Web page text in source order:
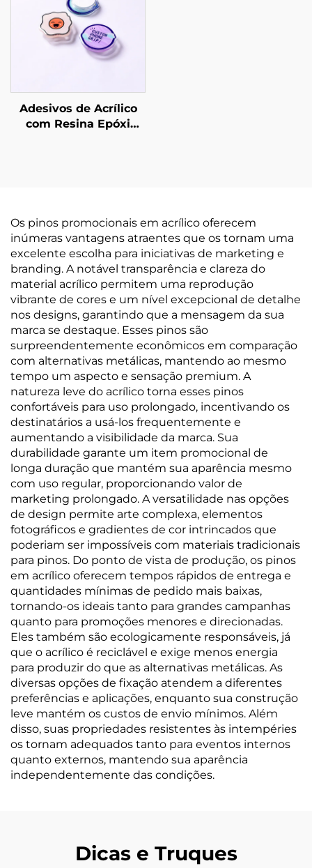
Adesivos de Acrílico
com Resina Epóxi
Os pinos promocionais em acrílico oferecem
inúmeras vantagens atraentes que os tornam uma
excelente escolha para iniciativas de marketing e
branding. A notável transparência e clareza do
material acrílico permitem uma reprodução
vibrante de cores e um nível excepcional de detalhe
nos designs, garantindo que a mensagem da sua
marca se destaque. Esses pinos são
surpreendentemente econômicos em comparação
com alternativas metálicas, mantendo ao mesmo
tempo um aspecto e sensação premium. A
natureza leve do acrílico torna esses pinos
confortáveis para uso prolongado, incentivando os
destinatários a usá-los frequentemente e
aumentando a visibilidade da marca. Sua
durabilidade garante um item promocional de
longa duração que mantém sua aparência mesmo
com uso regular, proporcionando valor de
marketing prolongado. A versatilidade nas opções
de design permite arte complexa, elementos
fotográficos e gradientes de cor intrincados que
poderiam ser impossíveis com materiais tradicionais
para pinos. Do ponto de vista de produção, os pinos
em acrílico oferecem tempos rápidos de entrega e
quantidades mínimas de pedido mais baixas,
tornando-os ideais tanto para grandes campanhas
quanto para promoções menores e direcionadas.
Eles também são ecologicamente responsáveis, já
que o acrílico é reciclável e exige menos energia
para produzir do que as alternativas metálicas. As
diversas opções de fixação atendem a diferentes
preferências e aplicações, enquanto sua construção
leve mantém os custos de envio mínimos. Além
disso, suas propriedades resistentes às intempéries
os tornam adequados tanto para eventos internos
quanto externos, mantendo sua aparência
independentemente das condições.
Dicas e Truques